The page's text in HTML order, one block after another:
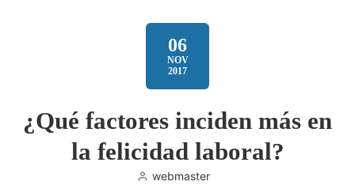
06
NOV
2017
¿Qué factores inciden más en
la felicidad laboral?
webmaster